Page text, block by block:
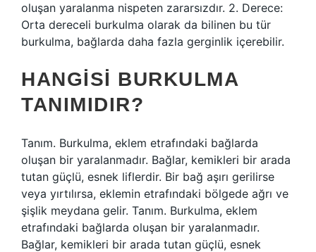
oluşan yaralanma nispeten zararsızdır. 2. Derece:
Orta dereceli burkulma olarak da bilinen bu tür
burkulma, bağlarda daha fazla gerginlik içerebilir.
HANGISI BURKULMA
TANIMIDIR?
Tanım. Burkulma, eklem etrafındaki bağlarda
oluşan bir yaralanmadır. Bağlar, kemikleri bir arada
tutan güçlü, esnek liflerdir. Bir bağ aşırı gerilirse
veya yırtılırsa, eklemin etrafındaki bölgede ağrı ve
şişlik meydana gelir. Tanım. Burkulma, eklem
etrafındaki bağlarda oluşan bir yaralanmadır.
Bağlar, kemikleri bir arada tutan güçlü, esnek